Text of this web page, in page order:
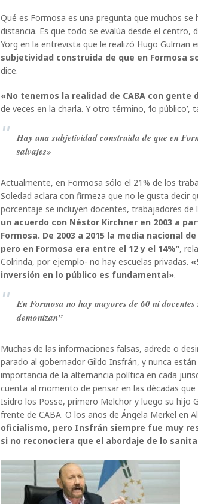
Qué es Formosa es una pregunta que muchos
distancia. Es que todo se evalúa desde el centro,
Yorg en la entrevista que le realizó Hugo Gulman
subjetividad construida de que en Formosa
dice.
«No tenemos la realidad de CABA con gente
de veces en la charla. Y otro término, ‘lo público’,
Hay una subjetividad construida de que en
salvajes»
Actualmente, en Formosa sólo el 21% de los
Soledad aclara con firmeza que no le gusta decir
porcentaje se incluyen docentes, trabajadores de
un acuerdo con Néstor Kirchner en 2003 a
Formosa. De 2003 a 2015 la media nacional
pero en Formosa era entre el 12 y el 14%”,
Colrinda, por ejemplo- no hay escuelas privadas.
inversión en lo público es fundamental».
En Formosa no hay mayores de 60 ni
demonizan”
Muchas de las informaciones falsas, adrede o
parado al gobernador Gildo Insfrán, y nunca
importancia de la alternancia política en cada
cuenta al momento de pensar en las décadas
Isidro los Posse, primero Melchor y luego su hijo
frente de CABA. O los años de Ángela Merkel en
oficialismo, pero Insfrán siempre fue muy
si no reconociera que el abordaje de lo